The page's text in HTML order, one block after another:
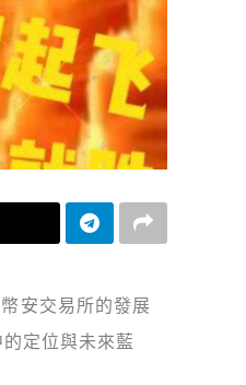
安交易所的發展
定位與未來藍